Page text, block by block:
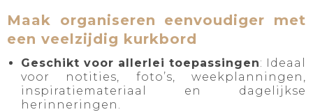
Maak organiseren eenvoudiger met
een veelzijdig kurkbord
Geschikt voor allerlei toepassingen: Ideaal
voor notities, foto’s, weekplanningen,
inspiratiemateriaal en dagelijkse
herinneringen.